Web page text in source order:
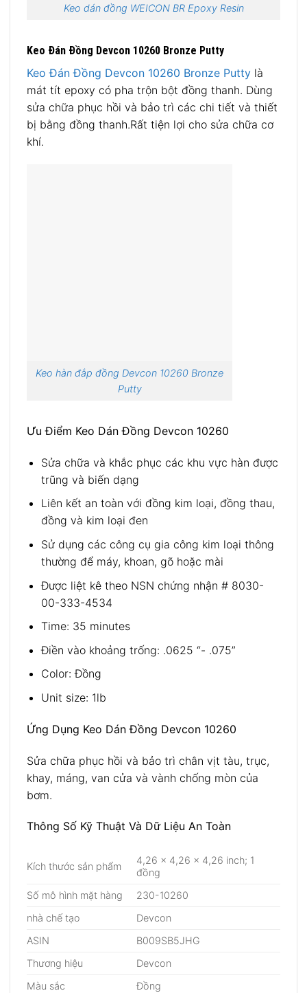
Keo dán đồng WEICON BR Epoxy Resin
Keo Đán Đồng Devcon 10260 Bronze Putty
Keo Đán Đồng Devcon 10260 Bronze Putty là
mát tít epoxy có pha trộn bột đồng thanh. Dùng
sửa chữa phục hồi và bảo trì các chi tiết và thiết
bị bằng đồng thanh.Rất tiện lợi cho sửa chữa cơ
khí.
Keo hàn đắp đồng Devcon 10260 Bronze
Putty
Ưu Điểm Keo Dán Đồng Devcon 10260
Sửa chữa và khắc phục các khu vực hàn được
trũng và biến dạng
Liên kết an toàn với đồng kim loại, đồng thau,
đồng và kim loại đen
Sử dụng các công cụ gia công kim loại thông
thường để máy, khoan, gõ hoặc mài
Được liệt kê theo NSN chứng nhận # 8030-
00-333-4534
Time: 35 minutes
Điền vào khoảng trống: .0625 “- .075”
Color: Đồng
Unit size: 1lb
Ứng Dụng Keo Dán Đồng Devcon 10260
Sửa chữa phục hồi và bảo trì chân vịt tàu, trục,
khay, máng, van cửa và vành chống mòn của
bơm.
Thông Số Kỹ Thuật Và Dữ Liệu An Toàn
Kích thước sản phẩm
4,26 x 4,26 x 4,26 inch; 1
đồng
Số mô hình mặt hàng
230-10260
nhà chế tạo
Devcon
ASIN
B009SB5JHG
Thương hiệu
Devcon
Màu sắc
Đồng